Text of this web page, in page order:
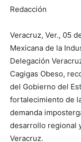
Redacción
Veracruz, Ver., 05
Mexicana de la
Delegación
Cagigas Obeso,
del Gobierno del
fortalecimiento de
demanda
desarrollo regional
Veracruz.